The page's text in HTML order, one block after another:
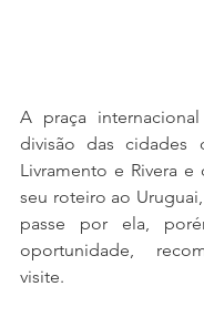
A praça
divisão das cidades
Livramento e Rivera
seu roteiro ao
passe por ela,
oportunidade,
visite.